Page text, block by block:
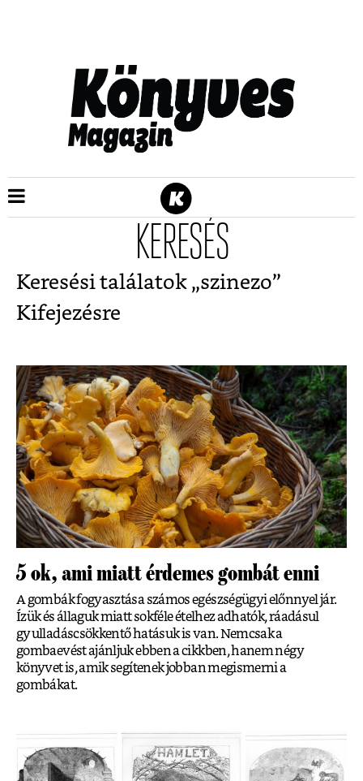
KERESÉS
Keresési találatok „szinezo”
Kifejezésre
5 ok, ami miatt érdemes gombát enni
A gombák fogyasztása számos egészségügyi előnnyel jár.
Ízük és állaguk miatt sokféle ételhez adhatók, ráadásul
gyulladáscsökkentő hatásuk is van. Nemcsak a
gombaevést ajánljuk ebben a cikkben, hanem négy
könyvet is, amik segítenek jobban megismerni a
gombákat.